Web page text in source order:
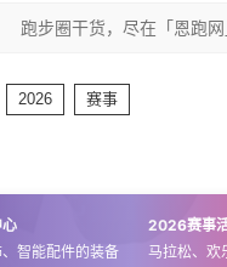
跑步圈干货，尽在「恩跑网
2026 赛事
智能配件的装备
2026赛事
马拉松、欢